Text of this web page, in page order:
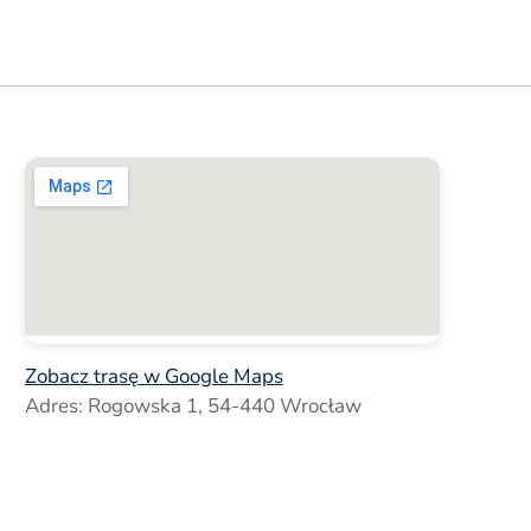
Zobacz trasę w Google Maps
Adres: Rogowska 1, 54-440 Wrocław